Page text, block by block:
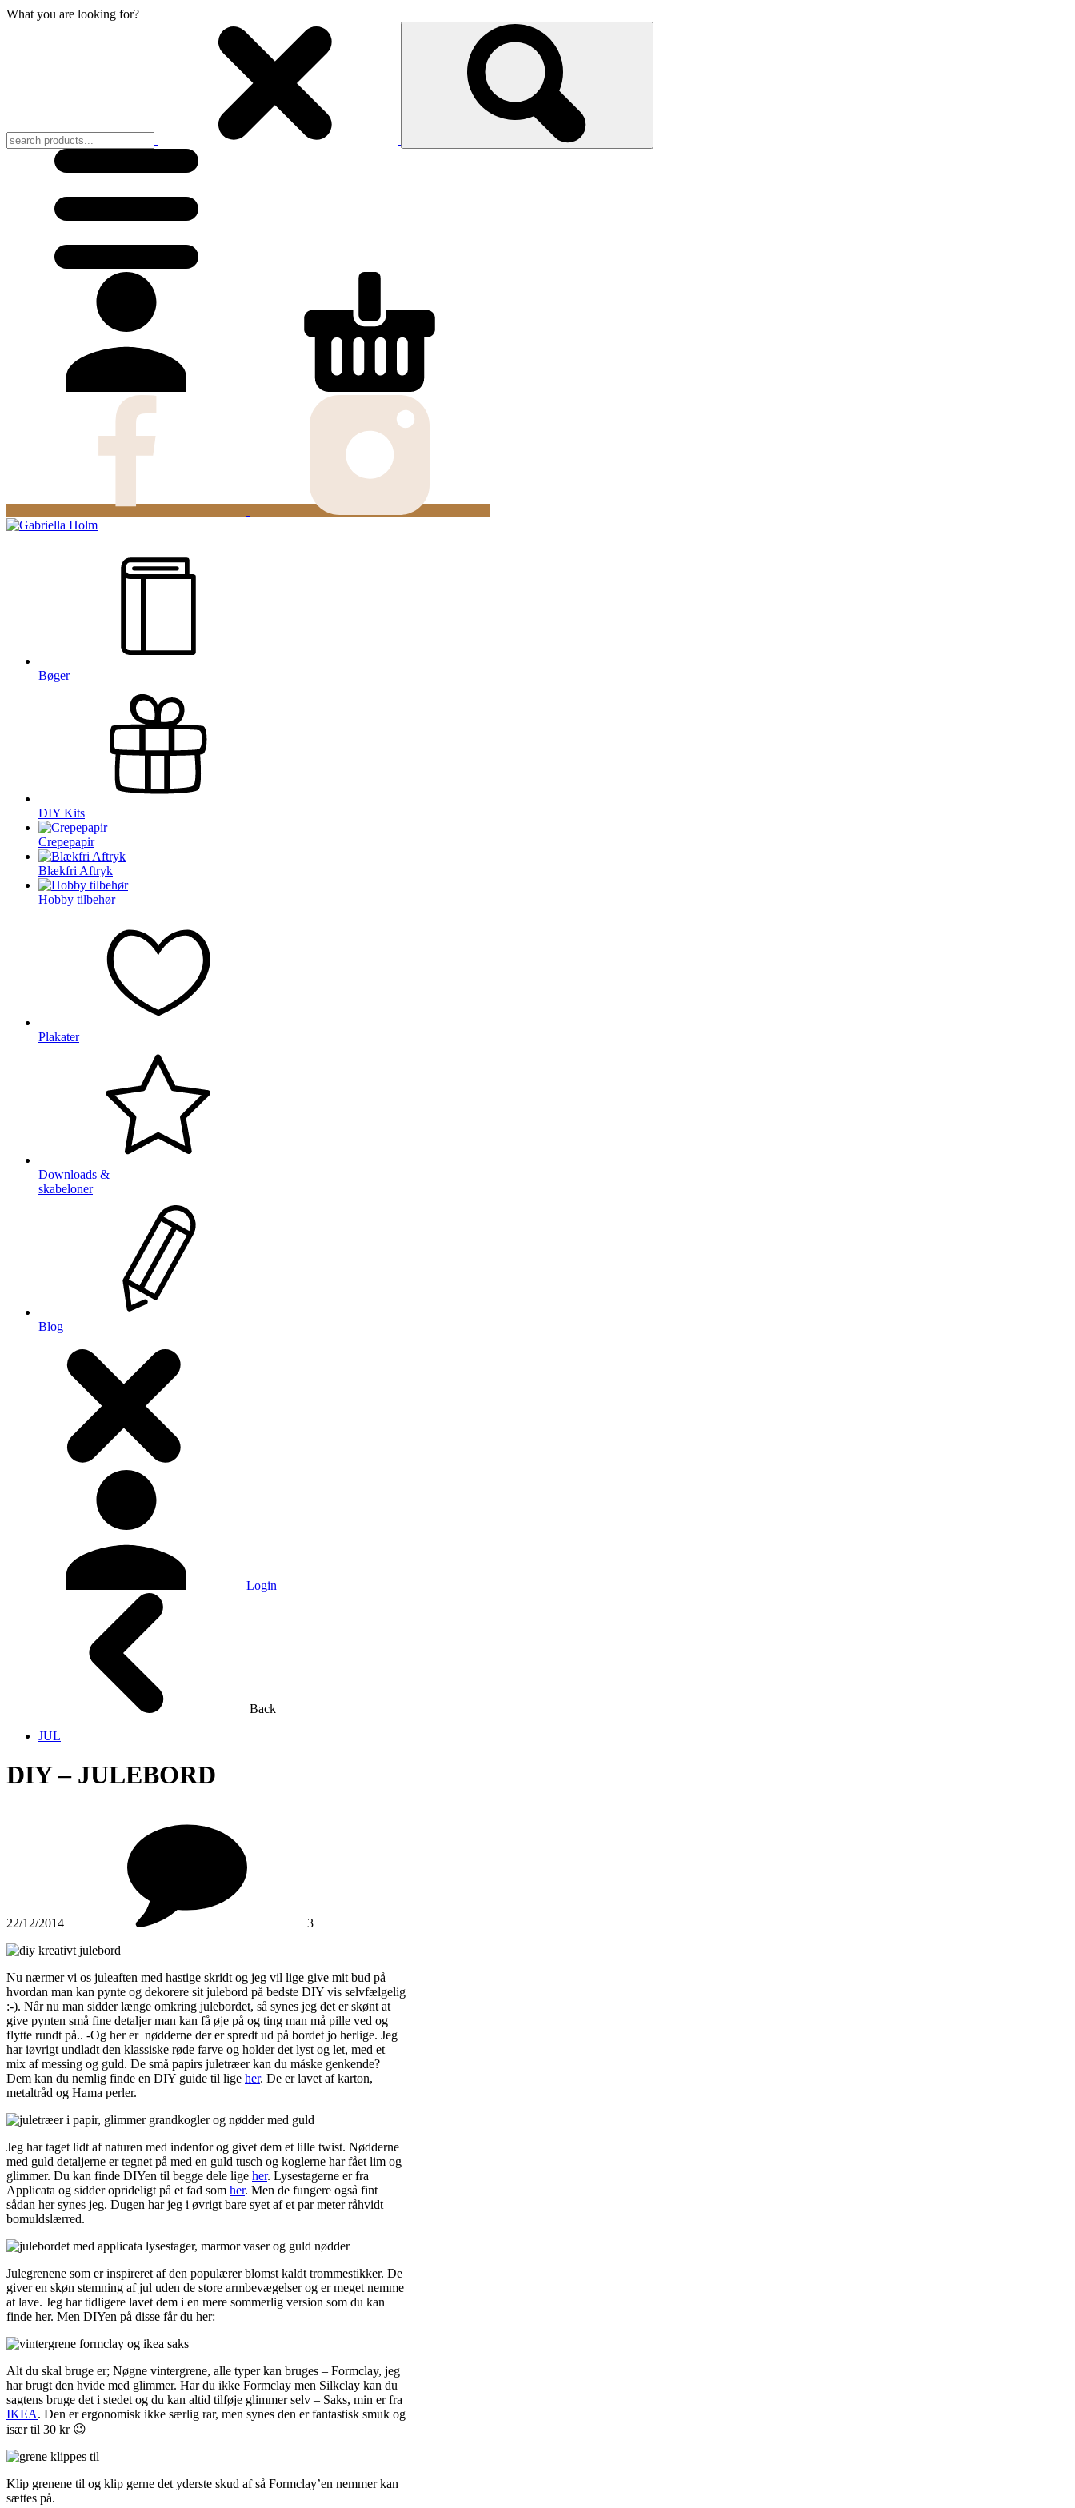
What you are looking for?
Bøger
DIY Kits
Crepepapir
Blækfri Aftryk
Hobby tilbehør
Plakater
Downloads &
skabeloner
Blog
Login
Back
JUL
DIY – JULEBORD
22/12/2014 3
Nu nærmer vi os juleaften med hastige skridt og jeg vil lige give mit bud på
hvordan man kan pynte og dekorere sit julebord på bedste DIY vis selvfælgelig
:-). Når nu man sidder længe omkring julebordet, så synes jeg det er skønt at
give pynten små fine detaljer man kan få øje på og ting man må pille ved og
flytte rundt på.. -Og her er nødderne der er spredt ud på bordet jo herlige. Jeg
har iøvrigt undladt den klassiske røde farve og holder det lyst og let, med et
mix af messing og guld. De små papirs juletræer kan du måske genkende?
Dem kan du nemlig finde en DIY guide til lige her. De er lavet af karton,
metaltråd og Hama perler.
Jeg har taget lidt af naturen med indenfor og givet dem et lille twist. Nødderne
med guld detaljerne er tegnet på med en guld tusch og koglerne har fået lim og
glimmer. Du kan finde DIYen til begge dele lige her. Lysestagerne er fra
Applicata og sidder oprideligt på et fad som her. Men de fungere også fint
sådan her synes jeg. Dugen har jeg i øvrigt bare syet af et par meter råhvidt
bomuldslærred.
Julegrenene som er inspireret af den populærer blomst kaldt trommestikker. De
giver en skøn stemning af jul uden de store armbevægelser og er meget nemme
at lave. Jeg har tidligere lavet dem i en mere sommerlig version som du kan
finde her. Men DIYen på disse får du her:
Alt du skal bruge er; Nøgne vintergrene, alle typer kan bruges – Formclay, jeg
har brugt den hvide med glimmer. Har du ikke Formclay men Silkclay kan du
sagtens bruge det i stedet og du kan altid tilføje glimmer selv – Saks, min er fra
IKEA. Den er ergonomisk ikke særlig rar, men synes den er fantastisk smuk og
især til 30 kr 😉
Klip grenene til og klip gerne det yderste skud af så Formclay’en nemmer kan
sættes på.